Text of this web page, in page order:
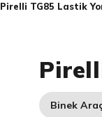
Pirelli TG85 Lastik
Binek